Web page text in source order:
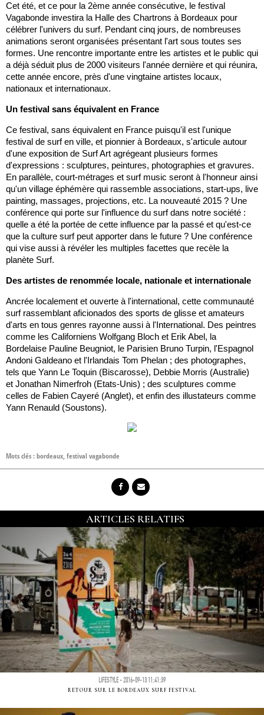
Cet été, et ce pour la 2ème année consécutive, le festival
Vagabonde investira la Halle des Chartrons à Bordeaux pour
célébrer l'univers du surf. Pendant cinq jours, de nombreuses
animations seront organisées présentant l'art sous toutes ses
formes. Une rencontre importante entre les artistes et le public qui
a déjà séduit plus de 2000 visiteurs l'année dernière et qui réunira,
cette année encore, près d'une vingtaine artistes locaux,
nationaux et internationaux.
Un festival sans équivalent en France
Ce festival, sans équivalent en France puisqu'il est l'unique
festival de surf en ville, et pionnier à Bordeaux, s'articule autour
d'une exposition de Surf Art agrégeant plusieurs formes
d'expressions : sculptures, peintures, photographies et gravures.
En parallèle, court-métrages et surf music seront à l'honneur ainsi
qu'un village éphémère qui rassemble associations, start-ups, live
painting, massages, projections, etc. La nouveauté 2015 ? Une
conférence qui porte sur l'influence du surf dans notre société :
quelle a été la portée de cette influence par la passé et qu'est-ce
que la culture surf peut apporter dans le future ? Une conférence
qui vise aussi à révéler les multiples facettes que recèle la
planète Surf.
Des artistes de renommée locale, nationale et internationale
Ancrée localement et ouverte à l'international, cette communauté
surf rassemblant aficionados des sports de glisse et amateurs
d'arts en tous genres rayonne aussi à l'International. Des peintres
comme les Californiens Wolfgang Bloch et Erik Abel, la
Bordelaise Pauline Beugniot, le Parisien Bruno Turpin, l'Espagnol
Andoni Galdeano et l'Irlandais Tom Phelan ; des photographes,
tels que Yann Le Toquin (Biscarosse), Debbie Morris (Australie)
et Jonathan Nimerfroh (Etats-Unis) ; des sculptures comme
celles de Fabien Cayeré (Anglet), et enfin des illustateurs comme
Yann Renauld (Soustons).
Mots clés :bordeaux,festival vagabonde
ARTICLES RELATIFS
LIFESTYLE - 2016-09-13 11:41:39
RETOUR SUR LE BORDEAUX SURF FESTIVAL